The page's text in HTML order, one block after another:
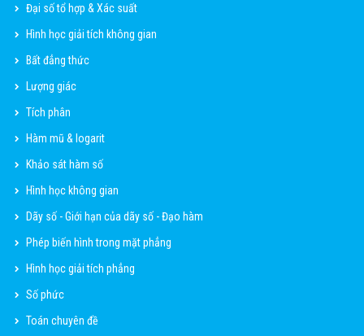
Đại số tổ hợp & Xác suất
Hình học giải tích không gian
Bất đẳng thức
Lượng giác
Tích phân
Hàm mũ & logarit
Khảo sát hàm số
Hình học không gian
Dãy số - Giới hạn của dãy số - Đạo hàm
Phép biến hình trong mặt phẳng
Hình học giải tích phẳng
Số phức
Toán chuyên đề